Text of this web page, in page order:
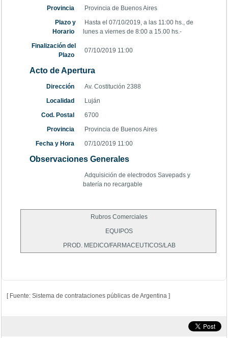
Provincia
Provincia de Buenos Aires
Plazo y
Horario
Hasta el 07/10/2019, a las 11:00 hs., de
lunes a viernes de 8:00 a 15.00 hs.-
Finalización del
Plazo
07/10/2019 11:00
Acto de Apertura
Dirección
Av. Costitución 2388
Localidad
Luján
Cod. Postal
6700
Provincia
Provincia de Buenos Aires
Fecha y Hora
07/10/2019 11:00
Observaciones Generales
Adquisición de electrodos Savepads y
batería no recargable
Rubros Comerciales
EQUIPOS
PROD. MEDICO/FARMACEUTICOS/LAB
[ Fuente: Sistema de contrataciones públicas de Argentina ]